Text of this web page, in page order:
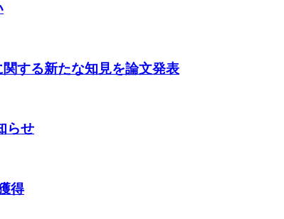
する新たな知見を論文発表
らせ
得